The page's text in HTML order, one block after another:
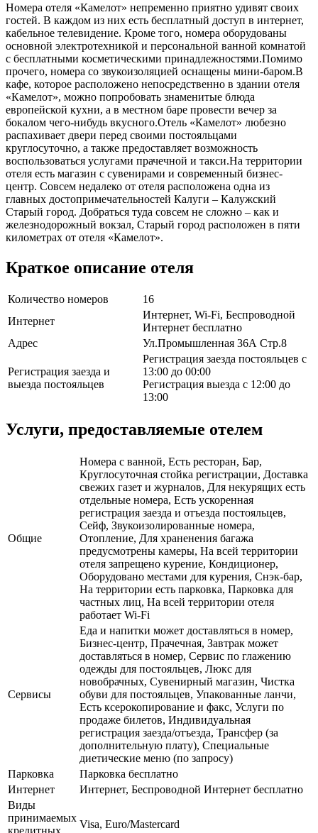
Номера отеля «Камелот» непременно приятно удивят своих
гостей. В каждом из них есть бесплатный доступ в интернет,
кабельное телевидение. Кроме того, номера оборудованы
основной электротехникой и персональной ванной комнатой
с бесплатными косметическими принадлежностями.Помимо
прочего, номера со звукоизоляцией оснащены мини-баром.В
кафе, которое расположено непосредственно в здании отеля
«Камелот», можно попробовать знаменитые блюда
европейской кухни, а в местном баре провести вечер за
бокалом чего-нибудь вкусного.Отель «Камелот» любезно
распахивает двери перед своими постояльцами
круглосуточно, а также предоставляет возможность
воспользоваться услугами прачечной и такси.На территории
отеля есть магазин с сувенирами и современный бизнес-
центр. Совсем недалеко от отеля расположена одна из
главных достопримечательностей Калуги – Калужский
Старый город. Добраться туда совсем не сложно – как и
железнодорожный вокзал, Старый город расположен в пяти
километрах от отеля «Камелот».
Краткое описание отеля
Количество номеров
16
Интернет
Интернет, Wi-Fi, Беспроводной
Интернет бесплатно
Адрес
Ул.Промышленная 36А Стр.8
Регистрация заезда и
выезда постояльцев
Регистрация заезда постояльцев с
13:00 до 00:00
Регистрация выезда с 12:00 до
13:00
Услуги, предоставляемые отелем
Общие
Номера с ванной, Есть ресторан, Бар,
Круглосуточная стойка регистрации, Доставка
свежих газет и журналов, Для некурящих есть
отдельные номера, Есть ускоренная
регистрация заезда и отъезда постояльцев,
Сейф, Звукоизолированные номера,
Отопление, Для храненения багажа
предусмотрены камеры, На всей территории
отеля запрещено курение, Кондиционер,
Оборудовано местами для курения, Снэк-бар,
На территории есть парковка, Парковка для
частных лиц, На всей территории отеля
работает Wi-Fi
Сервисы
Еда и напитки может доставляться в номер,
Бизнес-центр, Прачечная, Завтрак может
доставляться в номер, Сервис по глажению
одежды для постояльцев, Люкс для
новобрачных, Сувенирный магазин, Чистка
обуви для постояльцев, Упакованные ланчи,
Есть ксерокопирование и факс, Услуги по
продаже билетов, Индивидуальная
регистрация заезда/отъезда, Трансфер (за
дополнительную плату), Специальные
диетические меню (по запросу)
Парковка
Парковка бесплатно
Интернет
Интернет, Беспроводной Интернет бесплатно
Виды
принимаемых
Visa, Euro/Mastercard